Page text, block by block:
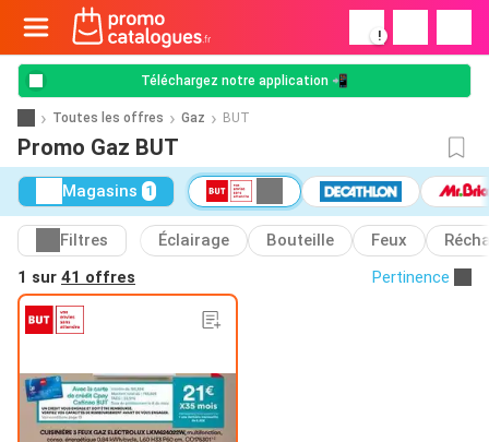
!
Téléchargez notre application 📲
Toutes les offres Gaz BUT
Promo Gaz BUT
Magasins 1
Filtres Éclairage Bouteille Feux
1 sur 41 offres Pertinence